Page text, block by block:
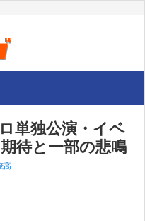
単独公演・イベ
待と一部の悲鳴
高